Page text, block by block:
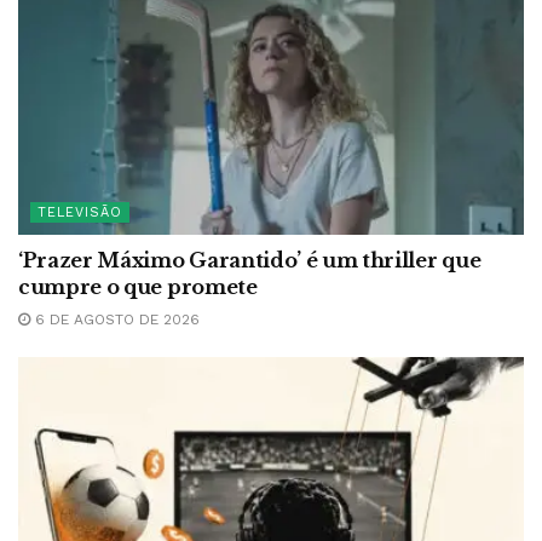
TELEVISÃO
‘Prazer Máximo Garantido’ é um thriller que
cumpre o que promete
6 DE AGOSTO DE 2026